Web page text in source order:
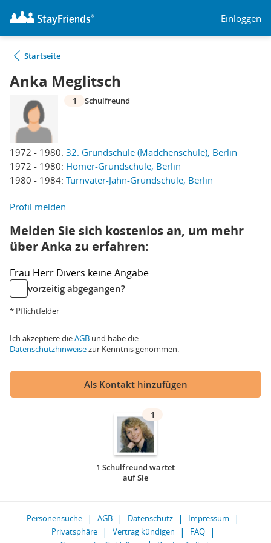
Einloggen
Startseite
Anka Meglitsch
1972 - 1980: 32. Grundschule (Mädchenschule), Berlin
1972 - 1980: Homer-Grundschule, Berlin
1980 - 1984: Turnvater-Jahn-Grundschule, Berlin
1 Schulfreund
Profil melden
Melden Sie sich kostenlos an, um mehr
über Anka zu erfahren:
Frau Herr Divers keine Angabe
vorzeitig abgegangen?
* Pflichtfelder
Ich akzeptiere dieAGB und habe die
Datenschutzhinweisezur Kenntnis genommen.
Als Kontakt hinzufügen
1
1 Schulfreund wartet
auf Sie
Personensuche AGB Datenschutz
Impressum
Privatsphäre
Vertrag kündigen
FAQ